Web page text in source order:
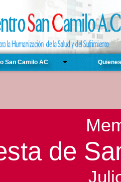
San Camilo AC
de